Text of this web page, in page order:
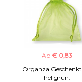
Ab € 0,83
Organza
hellgrün.